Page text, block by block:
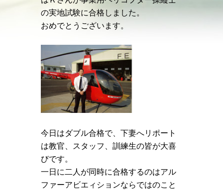
の実地試験に合格しました。
おめでとうございます。
今日はダブル合格で、下妻へリポート
は教官、スタッフ、訓練生の皆が大喜
びです。
一日に二人が同時に合格するのはアル
ファーアビエィションならではのこと